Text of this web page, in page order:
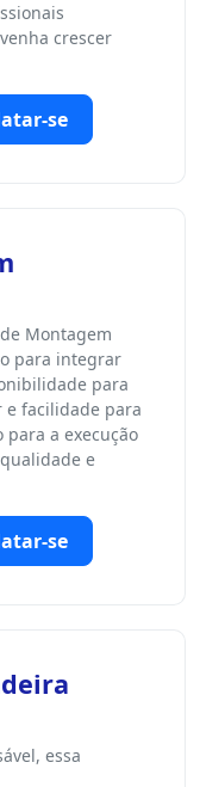
crescer
se
Montagem
para integrar
para
e facilidade para
a execução
e
se
essa